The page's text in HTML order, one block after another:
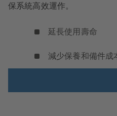
保系統高效運作。
延長使用壽命
減少保養和備件成